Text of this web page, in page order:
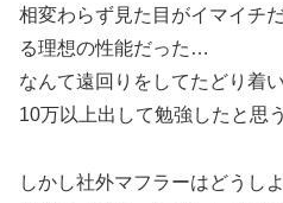
相変わらず見た目がイマイチ
る理想の性能だった…
なんて遠回りをしてたどり着
10万以上出して勉強したと思
しかし社外マフラーはどうし